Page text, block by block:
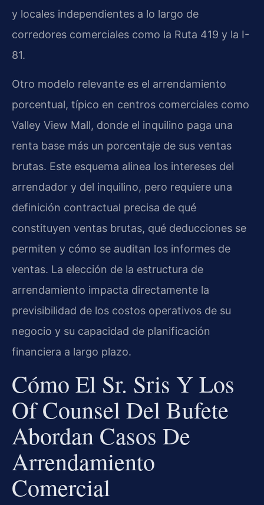
y locales independientes a lo largo de
corredores comerciales como la Ruta 419 y la I-
81.
Otro modelo relevante es el arrendamiento
porcentual, típico en centros comerciales como
Valley View Mall, donde el inquilino paga una
renta base más un porcentaje de sus ventas
brutas. Este esquema alinea los intereses del
arrendador y del inquilino, pero requiere una
definición contractual precisa de qué
constituyen ventas brutas, qué deducciones se
permiten y cómo se auditan los informes de
ventas. La elección de la estructura de
arrendamiento impacta directamente la
previsibilidad de los costos operativos de su
negocio y su capacidad de planificación
financiera a largo plazo.
Cómo El Sr. Sris Y Los
Of Counsel Del Bufete
Abordan Casos De
Arrendamiento
Comercial